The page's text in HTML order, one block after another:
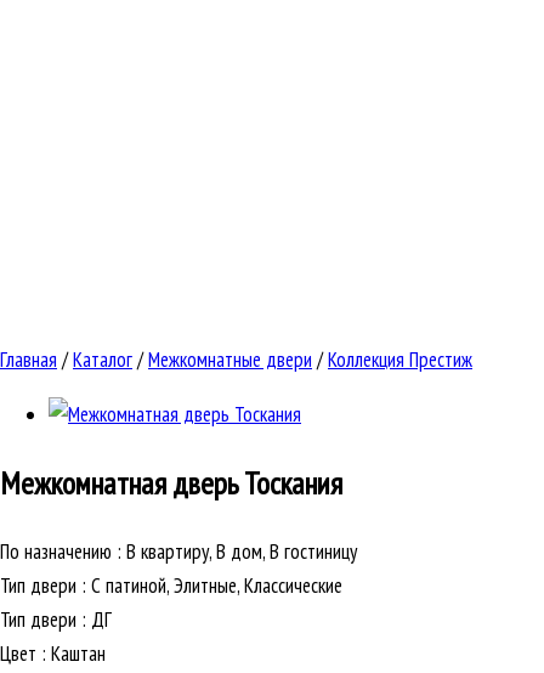
Главная /Каталог/Межкомнатные двери /Коллекция Престиж
Межкомнатная дверьТоскания
По назначению : В квартиру, В дом, В гостиницу
Тип двери : С патиной, Элитные, Классические
Тип двери : ДГ
Цвет : Каштан